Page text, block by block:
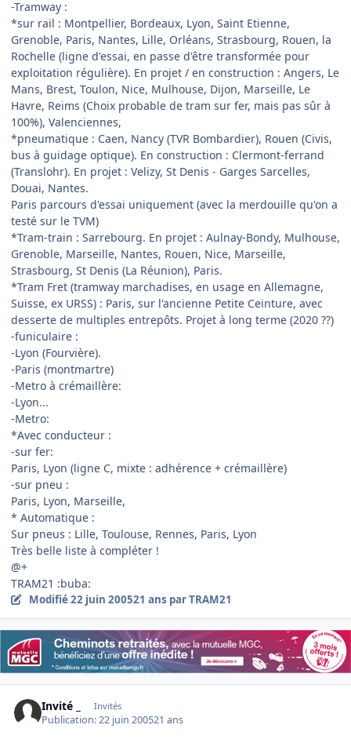
-Tramway :
*sur rail : Montpellier, Bordeaux, Lyon, Saint Etienne,
Grenoble, Paris, Nantes, Lille, Orléans, Strasbourg, Rouen, la
Rochelle (ligne d'essai, en passe d'être transformée pour
exploitation régulière). En projet / en construction : Angers, Le
Mans, Brest, Toulon, Nice, Mulhouse, Dijon, Marseille, Le
Havre, Reims (Choix probable de tram sur fer, mais pas sûr à
100%), Valenciennes,
*pneumatique : Caen, Nancy (TVR Bombardier), Rouen (Civis,
bus à guidage optique). En construction : Clermont-ferrand
(Translohr). En projet : Velizy, St Denis - Garges Sarcelles,
Douai, Nantes.
Paris parcours d'essai uniquement (avec la merdouille qu'on a
testé sur le TVM)
*Tram-train : Sarrebourg. En projet : Aulnay-Bondy, Mulhouse,
Grenoble, Marseille, Nantes, Rouen, Nice, Marseille,
Strasbourg, St Denis (La Réunion), Paris.
*Tram Fret (tramway marchadises, en usage en Allemagne,
Suisse, ex URSS) : Paris, sur l'ancienne Petite Ceinture, avec
desserte de multiples entrepôts. Projet à long terme (2020 ??)
-funiculaire :
-Lyon (Fourvière).
-Paris (montmartre)
-Metro à crémaillère:
-Lyon...
-Metro:
*Avec conducteur :
-sur fer:
Paris, Lyon (ligne C, mixte : adhérence + crémaillère)
-sur pneu :
Paris, Lyon, Marseille,
* Automatique :
Sur pneus : Lille, Toulouse, Rennes, Paris, Lyon
Très belle liste à compléter !
@+
TRAM21 :buba:
Modifié22 juin 200521 ans par TRAM21
Invité _ Invités
Publication:22 juin 200521 ans